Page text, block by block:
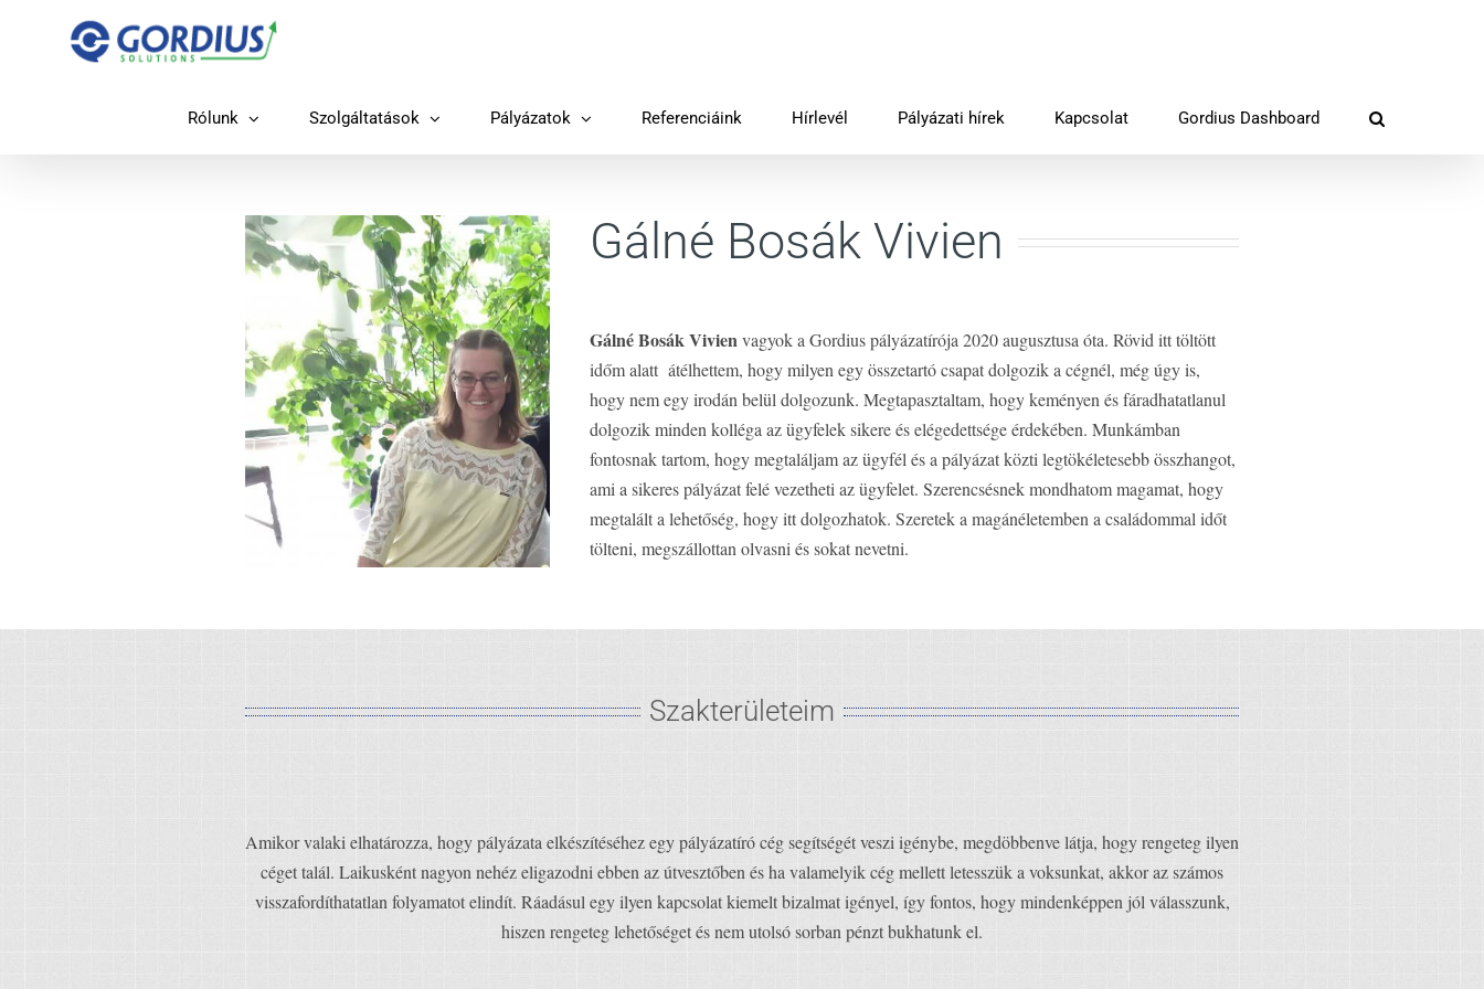
Rólunk Szolgáltatások Pályázatok Referenciáink Hírlevél Pályázati hírek Kapcsolat Gordius Dashboard
Gálné Bosák Vivien
Gálné Bosák Vivienvagyok a Gordius pályázatírója 2020 augusztusa óta. Rövid itt töltött
időm alatt átélhettem, hogy milyen egy összetartó csapat dolgozik a cégnél, még úgy is,
hogy nem egy irodán belül dolgozunk. Megtapasztaltam, hogy keményen és fáradhatatlanul
dolgozik minden kolléga az ügyfelek sikere és elégedettsége érdekében. Munkámban
fontosnak tartom, hogy megtaláljam az ügyfél és a pályázat közti legtökéletesebb összhangot,
ami a sikeres pályázat felé vezetheti az ügyfelet. Szerencsésnek mondhatom magamat, hogy
megtalált a lehetőség, hogy itt dolgozhatok. Szeretek a magánéletemben a családommal időt
tölteni, megszállottan olvasni és sokat nevetni.
Szakterületeim
Amikor valaki elhatározza, hogy pályázata elkészítéséhez egy pályázatíró cég segítségét veszi igénybe, megdöbbenve látja, hogy rengeteg ilyen
céget talál. Laikusként nagyon nehéz eligazodni ebben az útvesztőben és ha valamelyik cég mellett letesszük a voksunkat, akkor az számos
visszafordíthatatlan folyamatot elindít. Ráadásul egy ilyen kapcsolat kiemelt bizalmat igényel, így fontos, hogy mindenképpen jól válasszunk,
hiszen rengeteg lehetőséget és nem utolsó sorban pénzt bukhatunk el.